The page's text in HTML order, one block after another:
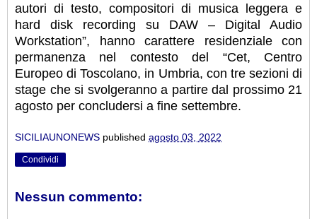
autori di testo, compositori di musica leggera e
hard disk recording su DAW – Digital Audio
Workstation”, hanno carattere residenziale con
permanenza nel contesto del “Cet, Centro
Europeo di Toscolano, in Umbria, con tre sezioni di
stage che si svolgeranno a partire dal prossimo 21
agosto per concludersi a fine settembre.
SICILIAUNONEWS published agosto 03, 2022
Condividi
Nessun commento: